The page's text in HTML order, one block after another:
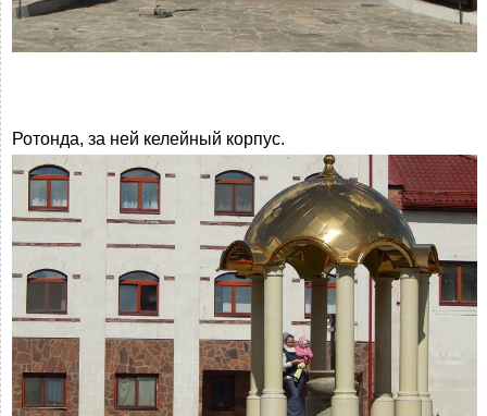
Ротонда, за ней келейный корпус.